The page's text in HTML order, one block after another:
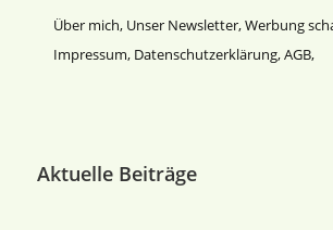
Über mich, Unser Newsletter,Werbung
Impressum, Datenschutz­erklärung,AGB,
Aktuelle Beiträge